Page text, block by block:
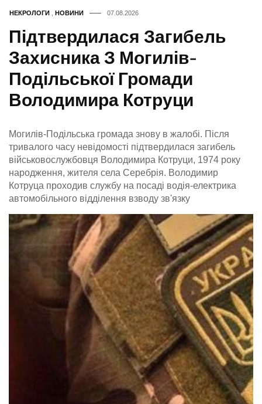
НЕКРОЛОГИ НОВИНИ 07.08.2026
Підтвердилася Загибель
Захисника З Могилів-
Подільської Громади
Володимира Котруци
Могилів-Подільська громада знову в жалобі. Після
тривалого часу невідомості підтвердилася загибель
військовослужбовця Володимира Котруци, 1974 року
народження, жителя села Серебрія. Володимир
Котруца проходив службу на посаді водія-електрика
автомобільного відділення взводу зв'язку